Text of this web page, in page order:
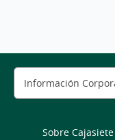
Sobre Cajasiete